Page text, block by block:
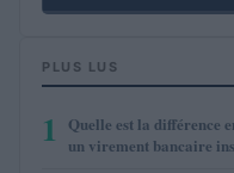
PLUS LUS
1
Quelle est la différence
un virement bancaire